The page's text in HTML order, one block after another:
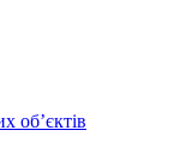
об’єктів